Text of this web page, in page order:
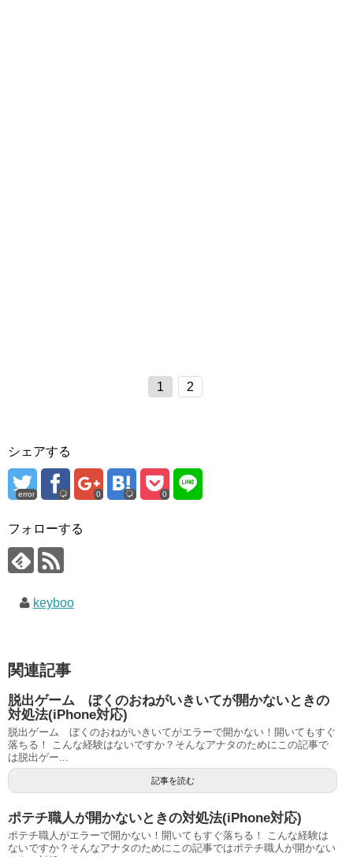
1 2
シェアする
error 0 0
フォローする
keyboo
関連記事
脱出ゲーム ぼくのおねがいきいてが開かないときの
対処法(iPhone対応)
脱出ゲーム ぼくのおねがいきいてがエラーで開かない！開いてもすぐ
落ちる！ こんな経験はないですか？そんなアナタのためにこの記事で
は脱出ゲー...
記事を読む
ポテチ職人が開かないときの対処法(iPhone対応)
ポテチ職人がエラーで開かない！開いてもすぐ落ちる！ こんな経験は
ないですか？そんなアナタのためにこの記事ではポテチ職人が開かない